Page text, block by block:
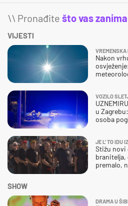
\\ Pronađite što vas zanima
VIJESTI
VREMENSKA
Nakon
VOZILO
u
osoba
JE L' TO IDU
Stižu novi
premalo,
SHOW
DRAMA U